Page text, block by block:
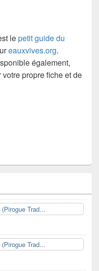
lepetit guide du
eauxvives.org.
également,
propre fiche et de
Trad...
Trad...